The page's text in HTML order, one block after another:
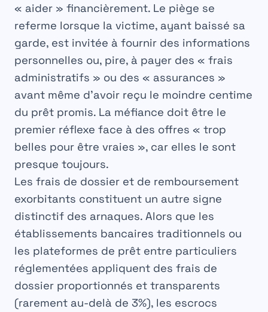
« aider » financièrement. Le piège se
referme lorsque la victime, ayant baissé sa
garde, est invitée à fournir des informations
personnelles ou, pire, à payer des « frais
administratifs » ou des « assurances »
avant même d’avoir reçu le moindre centime
du prêt promis. La méfiance doit être le
premier réflexe face à des offres « trop
belles pour être vraies », car elles le sont
presque toujours.
Les frais de dossier et de remboursement
exorbitants constituent un autre signe
distinctif des arnaques. Alors que les
établissements bancaires traditionnels ou
les plateformes de prêt entre particuliers
réglementées appliquent des frais de
dossier proportionnés et transparents
(rarement au-delà de 3%), les escrocs